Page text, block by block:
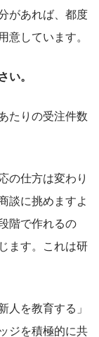
があれば、都度
しています。
。
たりの受注件数
の仕方は変わり
談に挑めますよ
階で作れるの
ます。これは研
人を教育する」
ジを積極的に共